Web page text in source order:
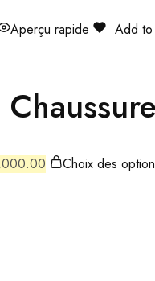
Aperçu rapide
Add to
Choix des